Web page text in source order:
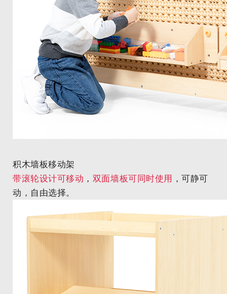
积木墙板移动架
带滚轮设计可移动 ， 双面墙板可同时使用 ，可静可
动，自由选择。